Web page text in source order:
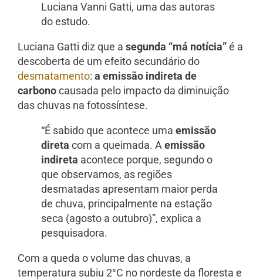
Luciana Vanni Gatti, uma das autoras
do estudo.
Luciana Gatti diz que a segunda “má notícia”é a
descoberta de um efeito secundário do
desmatamento: a emissão indireta de
carbonocausada pelo impacto da diminuição
das chuvas na fotossíntese.
“É sabido que acontece uma emissão
direta com a queimada. Aemissão
indireta acontece porque, segundo o
que observamos, as regiões
desmatadas apresentam maior perda
de chuva, principalmente na estação
seca (agosto a outubro)”, explica a
pesquisadora.
Com a queda o volume das chuvas, a
temperatura subiu 2°C no nordeste da floresta e